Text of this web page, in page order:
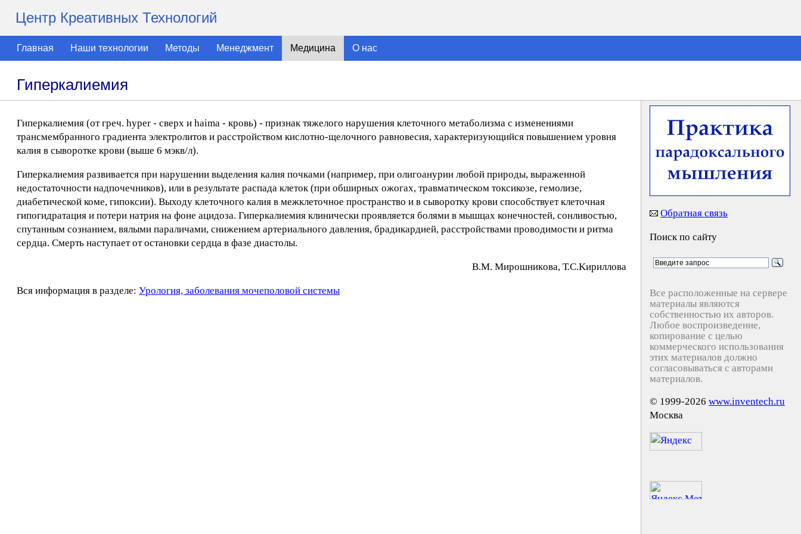
Центр Креативных Технологий
Главная Наши технологии Методы Менеджмент Медицина О нас
Гиперкалиемия
Гиперкалиемия (от греч. hyper - сверх и haima - кровь) - признак тяжелого нарушения клеточного метаболизма с изменениями
трансмембранного градиента электролитов и расстройством кислотно-щелочного равновесия, характеризующийся повышением уровня
калия в сыворотке крови (выше 6 мэкв/л).
Гиперкалиемия развивается при нарушении выделения калия почками (например, при олигоанурии любой природы, выраженной
недостаточности надпочечников), или в результате распада клеток (при обширных ожогах, травматическом токсикозе, гемолизе,
диабетической коме, гипоксии). Выходу клеточного калия в межклеточное пространство и в сыворотку крови способствует клеточная
гипогидратация и потери натрия на фоне ацидоза. Гиперкалиемия клинически проявляется болями в мышцах конечностей, сонливостью,
спутанным сознанием, вялыми параличами, снижением артериального давления, брадикардией, расстройствами проводимости и ритма
сердца. Смерть наступает от остановки сердца в фазе диастолы.
В.М. Mиpoшникoвa, Т.С.Kиpиллoвa
Вся информация в разделе: Урология, заболевания мочеполовой системы
Обратная связь
Поиск по сайту
Все расположенные на сервере
материалы являются
собственностью их авторов.
Любое воспроизведение,
копирование с целью
коммерческого использования
этих материалов должно
согласовываться с авторами
материалов.
© 1999-2026 www.inventech.ru
Москва